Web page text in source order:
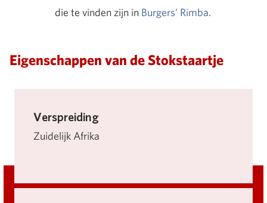
die te vinden zijn in Burgers’ Rimba.
Eigenschappen van de Stokstaartje
Verspreiding
Zuidelijk Afrika